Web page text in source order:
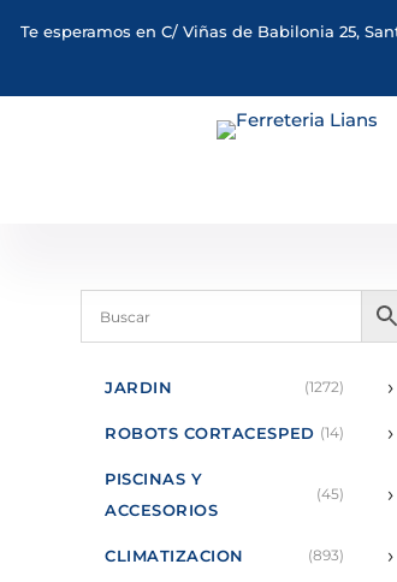
Te esperamos en C/ Viñas de Babilonia 25,
JARDIN (1272) ›
ROBOTS CORTACESPED (14) ›
PISCINAS Y
ACCESORIOS
(45) ›
CLIMATIZACION (893) ›